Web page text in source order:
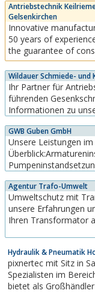
scientific and
and professional
Antriebstechnik
Gelsenkirchen
Innovative
50 years of
the guarantee of
customers. No matter
our wide range of V-
the perfect solution.
constantly working
technology to...
Wildauer Schmiede- und
Ihr Partner für
führenden
Informationen zu
GWB Guben GmbH
Unsere Leistungen im
Elektromotoreninstandsetzung,
Fertigung, Elektroanlagen,Stahlbau,
hierzu finden Sie auf
Agentur Trafo-Umwelt
Umweltschutz mit
unsere Erfahrungen
Ihren Transformator
Hydraulik & Pneumatik
pixnertec mit Sitz in
Spezialisten im
bietet als